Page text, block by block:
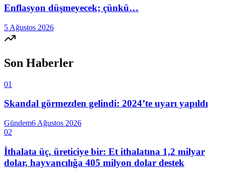
Enflasyon düşmeyecek; çünkü…
5 Ağustos 2026
Son Haberler
01
Skandal görmezden gelindi: 2024’te uyarı yapıldı
Gündem6 Ağustos 2026
02
İthalata üç, üreticiye bir: Et ithalatına 1,2 milyar
dolar, hayvancılığa 405 milyon dolar destek